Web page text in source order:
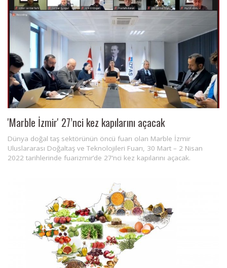
'Marble İzmir' 27’nci kez kapılarını açacak
Dünya doğal taş sektörünün öncü fuarı olan Marble İzmir
Uluslararası Doğaltaş ve Teknolojileri Fuarı, 30 Mart – 2 Nisan
2022 tarihlerinde fuarizmir’de 27’nci kez kapılarını açacak.